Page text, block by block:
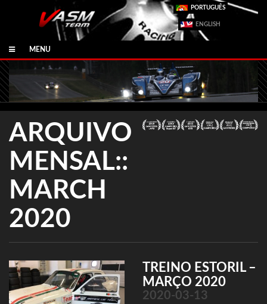
PORTUGUÊS
ENGLISH
MENU
ARQUIVO
MENSAL::
MARCH
2020
TREINO ESTORIL –
MARÇO 2020
2020-03-13